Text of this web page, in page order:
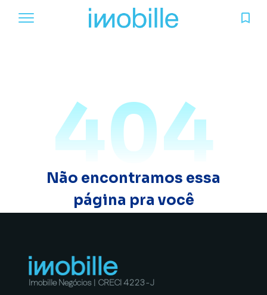
404
Não encontramos essa
página pra você
Imobille Negócios | CRECI 4223-J